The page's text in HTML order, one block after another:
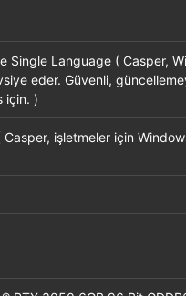
Single Language ( Casper,
eder. Güvenli,
için. )
Casper, işletmeler için